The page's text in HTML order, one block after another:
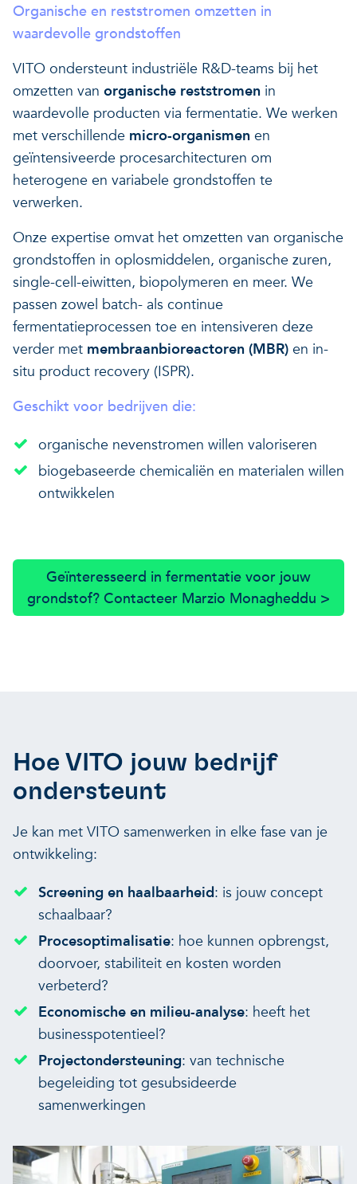
Organische en reststromen omzetten in
waardevolle grondstoffen
VITO ondersteunt industriële R&D-teams bij het
omzetten van organische reststromen in
waardevolle producten via fermentatie. We werken
met verschillende micro-organismen en
geïntensiveerde procesarchitecturen om
heterogene en variabele grondstoffen te
verwerken.
Onze expertise omvat het omzetten van organische
grondstoffen in oplosmiddelen, organische zuren,
single-cell-eiwitten, biopolymeren en meer. We
passen zowel batch- als continue
fermentatieprocessen toe en intensiveren deze
verder met membraanbioreactoren (MBR) en in-
situ product recovery (ISPR).
Geschikt voor bedrijven die:
organische nevenstromen willen valoriseren
biogebaseerde chemicaliën en materialen willen
ontwikkelen
Geïnteresseerd in fermentatie voor jouw
grondstof? Contacteer Marzio Monagheddu >
Hoe VITO jouw bedrijf
ondersteunt
Je kan met VITO samenwerken in elke fase van je
ontwikkeling:
Screening en haalbaarheid: is jouw concept
schaalbaar?
Procesoptimalisatie: hoe kunnen opbrengst,
doorvoer, stabiliteit en kosten worden
verbeterd?
Economische en milieu-analyse: heeft het
businesspotentieel?
Projectondersteuning: van technische
begeleiding tot gesubsideerde
samenwerkingen